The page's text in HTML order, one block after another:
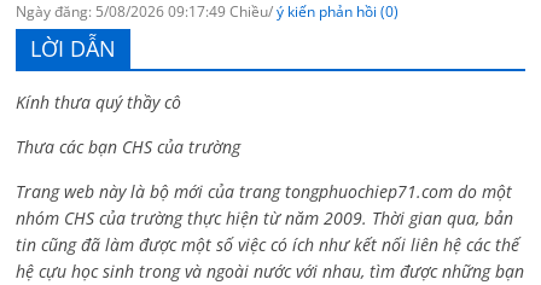
Ngày đăng: 5/08/2026 09:17:49 Chiều/ý kiến phản hồi (0)
LỜI DẪN
Kính thưa quý thầy cô
Thưa các bạn CHS của trường
Trang web này là bộ mới của trang tongphuochiep71.com do một
nhóm CHS của trường thực hiện từ năm 2009. Thời gian qua, bản
tin cũng đã làm được một số việc có ích như kết nối liên hệ các thế
hệ cựu học sinh trong và ngoài nước với nhau, tìm được những bạn